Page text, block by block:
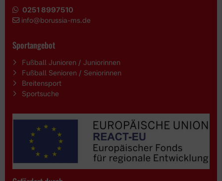
0251 8997510
info@borussia-ms.de
Sportangebot
Fußball Junioren / Juniorinnen
Fußball Senioren / Seniorinnen
Breitensport
Sportsuche